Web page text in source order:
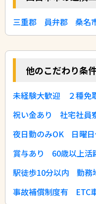
三重郡 員弁郡 桑名
他のこだわり条
未経験大歓迎 ２種免
祝い金あり
社宅社員
夜日勤のみOK
日曜
賞与あり
60歳以上活
駅徒歩10分以内
勤務
事故補償制度有
ETC